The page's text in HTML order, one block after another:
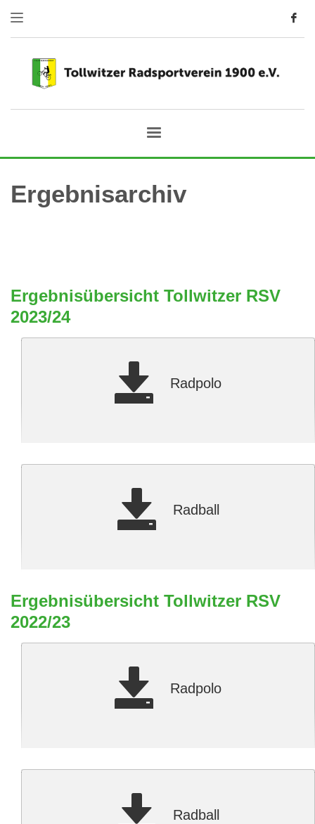
Ergebnisarchiv
Ergebnisübersicht Tollwitzer RSV
2023/24
Radpolo
Radball
Ergebnisübersicht Tollwitzer RSV
2022/23
Radpolo
Radball